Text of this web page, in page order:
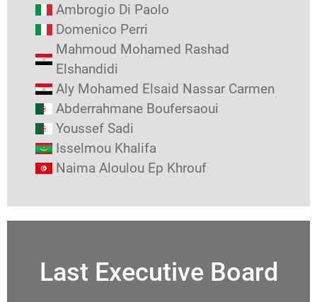
Ambrogio Di Paolo
Domenico Perri
Mahmoud Mohamed Rashad
Elshandidi
Aly Mohamed Elsaid Nassar Carmen
Abderrahmane Boufersaoui
Youssef Sadi
Isselmou Khalifa
Naima Aloulou Ep Khrouf
Last Executive Board